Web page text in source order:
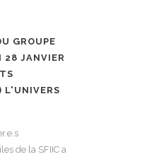
GROUPE
28 JANVIER
L'UNIVERS
de la SFIIC a